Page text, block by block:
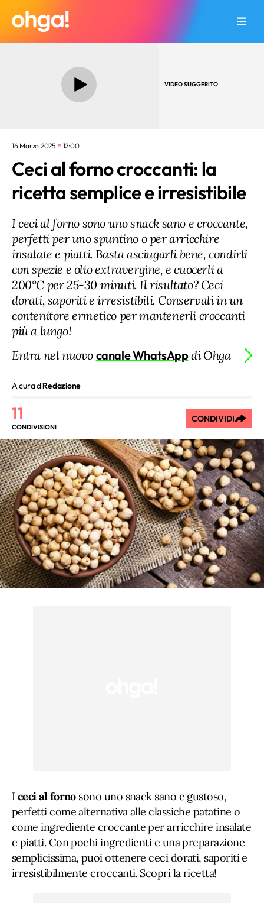
VIDEO SUGGERITO
16 Marzo 2025 12:00
Ceci al forno croccanti: la
ricetta semplice e irresistibile
I ceci al forno sono uno snack sano e croccante,
perfetti per uno spuntino o per arricchire
insalate e piatti. Basta asciugarli bene, condirli
con spezie e olio extravergine, e cuocerli a
200°C per 25-30 minuti. Il risultato? Ceci
dorati, saporiti e irresistibili. Conservali in un
contenitore ermetico per mantenerli croccanti
più a lungo!
Entra nel nuovo canale WhatsAppdi Ohga
A cura diRedazione
11
CONDIVISIONI
CONDIVIDI
I ceci al fornosono uno snack sano e gustoso,
perfetti come alternativa alle classiche patatine o
come ingrediente croccante per arricchire insalate
e piatti. Con pochi ingredienti e una preparazione
semplicissima, puoi ottenere ceci dorati, saporiti e
irresistibilmente croccanti. Scopri la ricetta!